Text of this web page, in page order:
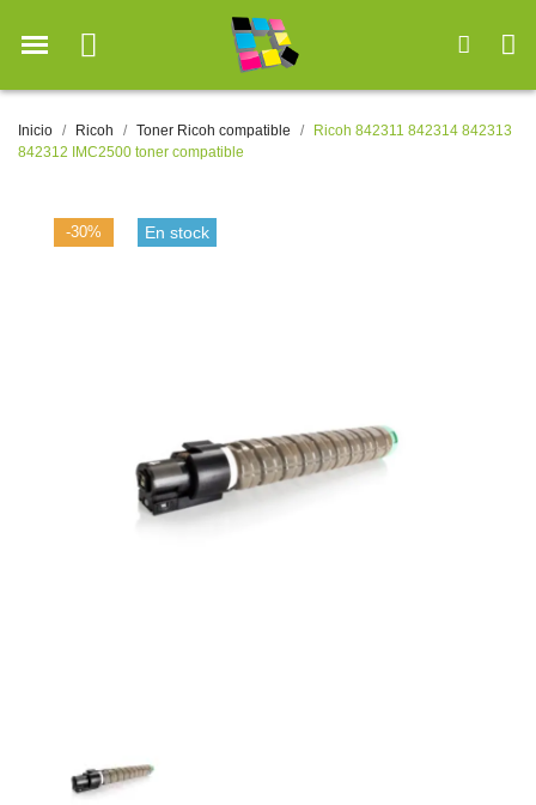
Inicio Ricoh Toner Ricoh compatible
Ricoh 842311 842314 842313
842312 IMC2500 toner compatible
-30% En stock